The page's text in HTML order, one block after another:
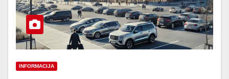
INFORMACIJA